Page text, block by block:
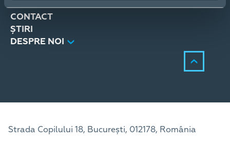
SERVICII
CONTACT
ȘTIRI
DESPRE NOI
Strada Copilului 18, București, 012178, România